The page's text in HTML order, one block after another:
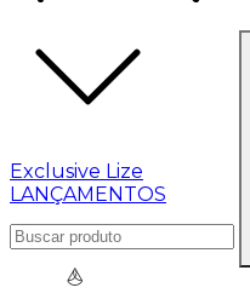
Exclusive Lize
LANÇAMENTOS